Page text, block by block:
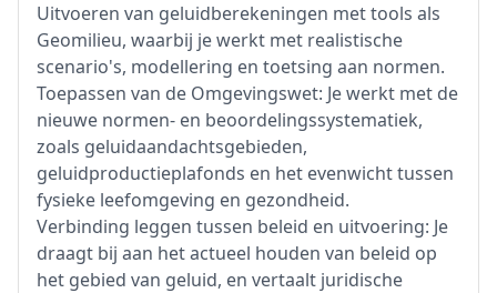
Uitvoeren van geluidberekeningen met tools als
Geomilieu, waarbij je werkt met realistische
scenario's, modellering en toetsing aan normen.
Toepassen van de Omgevingswet: Je werkt met de
nieuwe normen- en beoordelingssystematiek,
zoals geluidaandachtsgebieden,
geluidproductieplafonds en het evenwicht tussen
fysieke leefomgeving en gezondheid.
Verbinding leggen tussen beleid en uitvoering: Je
draagt bij aan het actueel houden van beleid op
het gebied van geluid, en vertaalt juridische